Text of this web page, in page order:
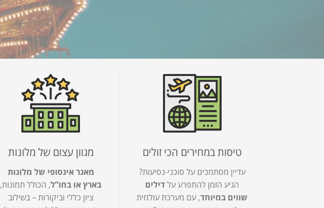
טיסות במחירים הכי זולים
עדיין מסתמכים על סוכני-נסיעות?
הגיע הזמן להתפרע עלדילים
שווים במיוחד, עם מערכת עולמית
מגוון עצום של מלונות
מאגר אינסופי של מלונות
בארץ או בחו”ל, הכולל תמונות,
ציון כללי וביקורות – בשילוב